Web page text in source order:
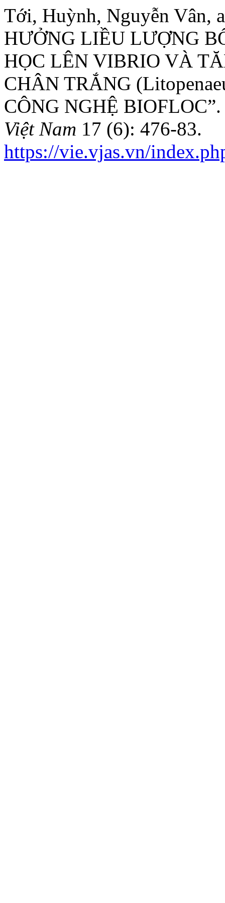
Tới, Huỳnh, Nguyễn Vân,
HƯỞNG LIỀU LƯỢNG
HỌC LÊN VIBRIO VÀ
CHÂN TRẮNG
CÔNG NGHỆ
Việt Nam 17 (6): 476-83.
https://vie.vjas.vn/